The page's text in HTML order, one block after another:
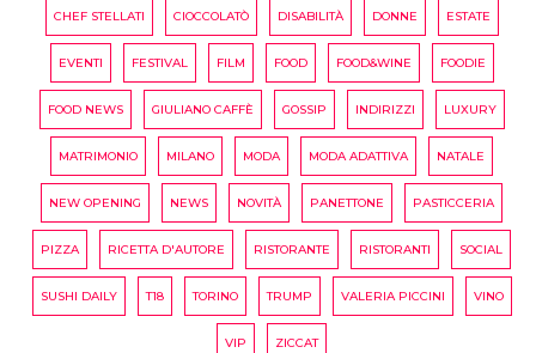
CHEF STELLATI CIOCCOLATÒ DISABILITÀ DONNE ESTATE
EVENTI FESTIVAL FILM FOOD FOOD&WINE FOODIE
FOOD NEWS GIULIANO CAFFÈ GOSSIP INDIRIZZI LUXURY
MATRIMONIO MILANO MODA MODA ADATTIVA NATALE
NEW OPENING NEWS NOVITÀ PANETTONE PASTICCERIA
PIZZA RICETTA D'AUTORE RISTORANTE RISTORANTI SOCIAL
SUSHI DAILY T18 TORINO TRUMP VALERIA PICCINI VINO
VIP ZICCAT